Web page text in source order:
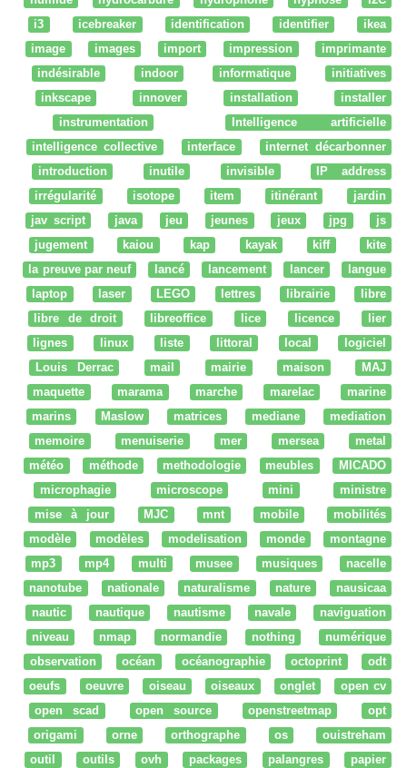
i3
icebreaker identification identifier
ikea
image
images import impression
imprimante
indésirable
indoor informatique
initiatives
inkscape
innover installation
installer
instrumentation
Intelligence artificielle
intelligence collective
interface
internet décarbonner
introduction
inutile invisible
IP address
irrégularité
isotope item itinérant
jardin
jav script
java jeu jeunes jeux jpg
js
jugement
kaiou kap kayak kiff
kite
la preuve par neuf
lancé lancement lancer
langue
laptop
laser LEGO lettres librairie
libre
libre de droit
libreoffice lice licence
lier
lignes
linux liste littoral local
logiciel
Louis Derrac
mail mairie maison
MAJ
maquette
marama marche marelac
marine
marins
Maslow matrices mediane
mediation
memoire
menuiserie mer mersea
metal
météo
méthode methodologie meubles
MICADO
microphagie
microscope mini
ministre
mise à jour
MJC mnt mobile
mobilités
modèle
modèles modelisation monde
montagne
mp3
mp4 multi musee musiques
nacelle
nanotube
nationale naturalisme nature
nausicaa
nautic
nautique nautisme navale
naviguation
niveau
nmap normandie nothing
numérique
observation
océan océanographie octoprint
odt
oeufs
oeuvre oiseau oiseaux onglet
open cv
open scad
open source openstreetmap
opt
origami
orne orthographe os
ouistreham
outil
outils ovh packages palangres
papier